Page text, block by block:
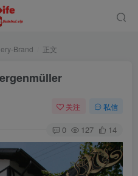
Brand 正文
关注 私信
0 127 14